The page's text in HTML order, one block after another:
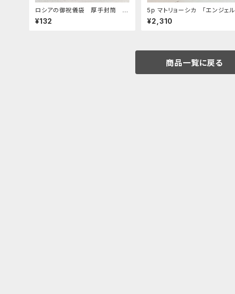
ロシアの御祝儀袋 厚手封筒 E
-281 「3/8 国際婦人デー リボ
ン」
¥132
5p マトリョーシカ 「エンジェル
白」 10.5cm
¥2,310
商品一覧に戻る